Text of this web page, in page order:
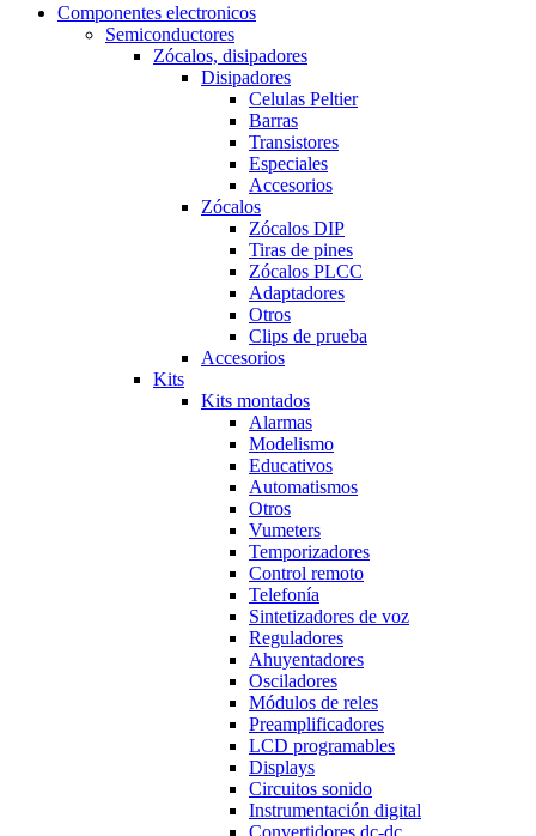
Componentes electronicos
Semiconductores
Zócalos, disipadores
Disipadores
Celulas Peltier
Barras
Transistores
Especiales
Accesorios
Zócalos
Zócalos DIP
Tiras de pines
Zócalos PLCC
Adaptadores
Otros
Clips de prueba
Accesorios
Kits
Kits montados
Alarmas
Modelismo
Educativos
Automatismos
Otros
Vumeters
Temporizadores
Control remoto
Telefonía
Sintetizadores de voz
Reguladores
Ahuyentadores
Osciladores
Módulos de reles
Preamplificadores
LCD programables
Displays
Circuitos sonido
Instrumentación digital
Convertidores dc-dc